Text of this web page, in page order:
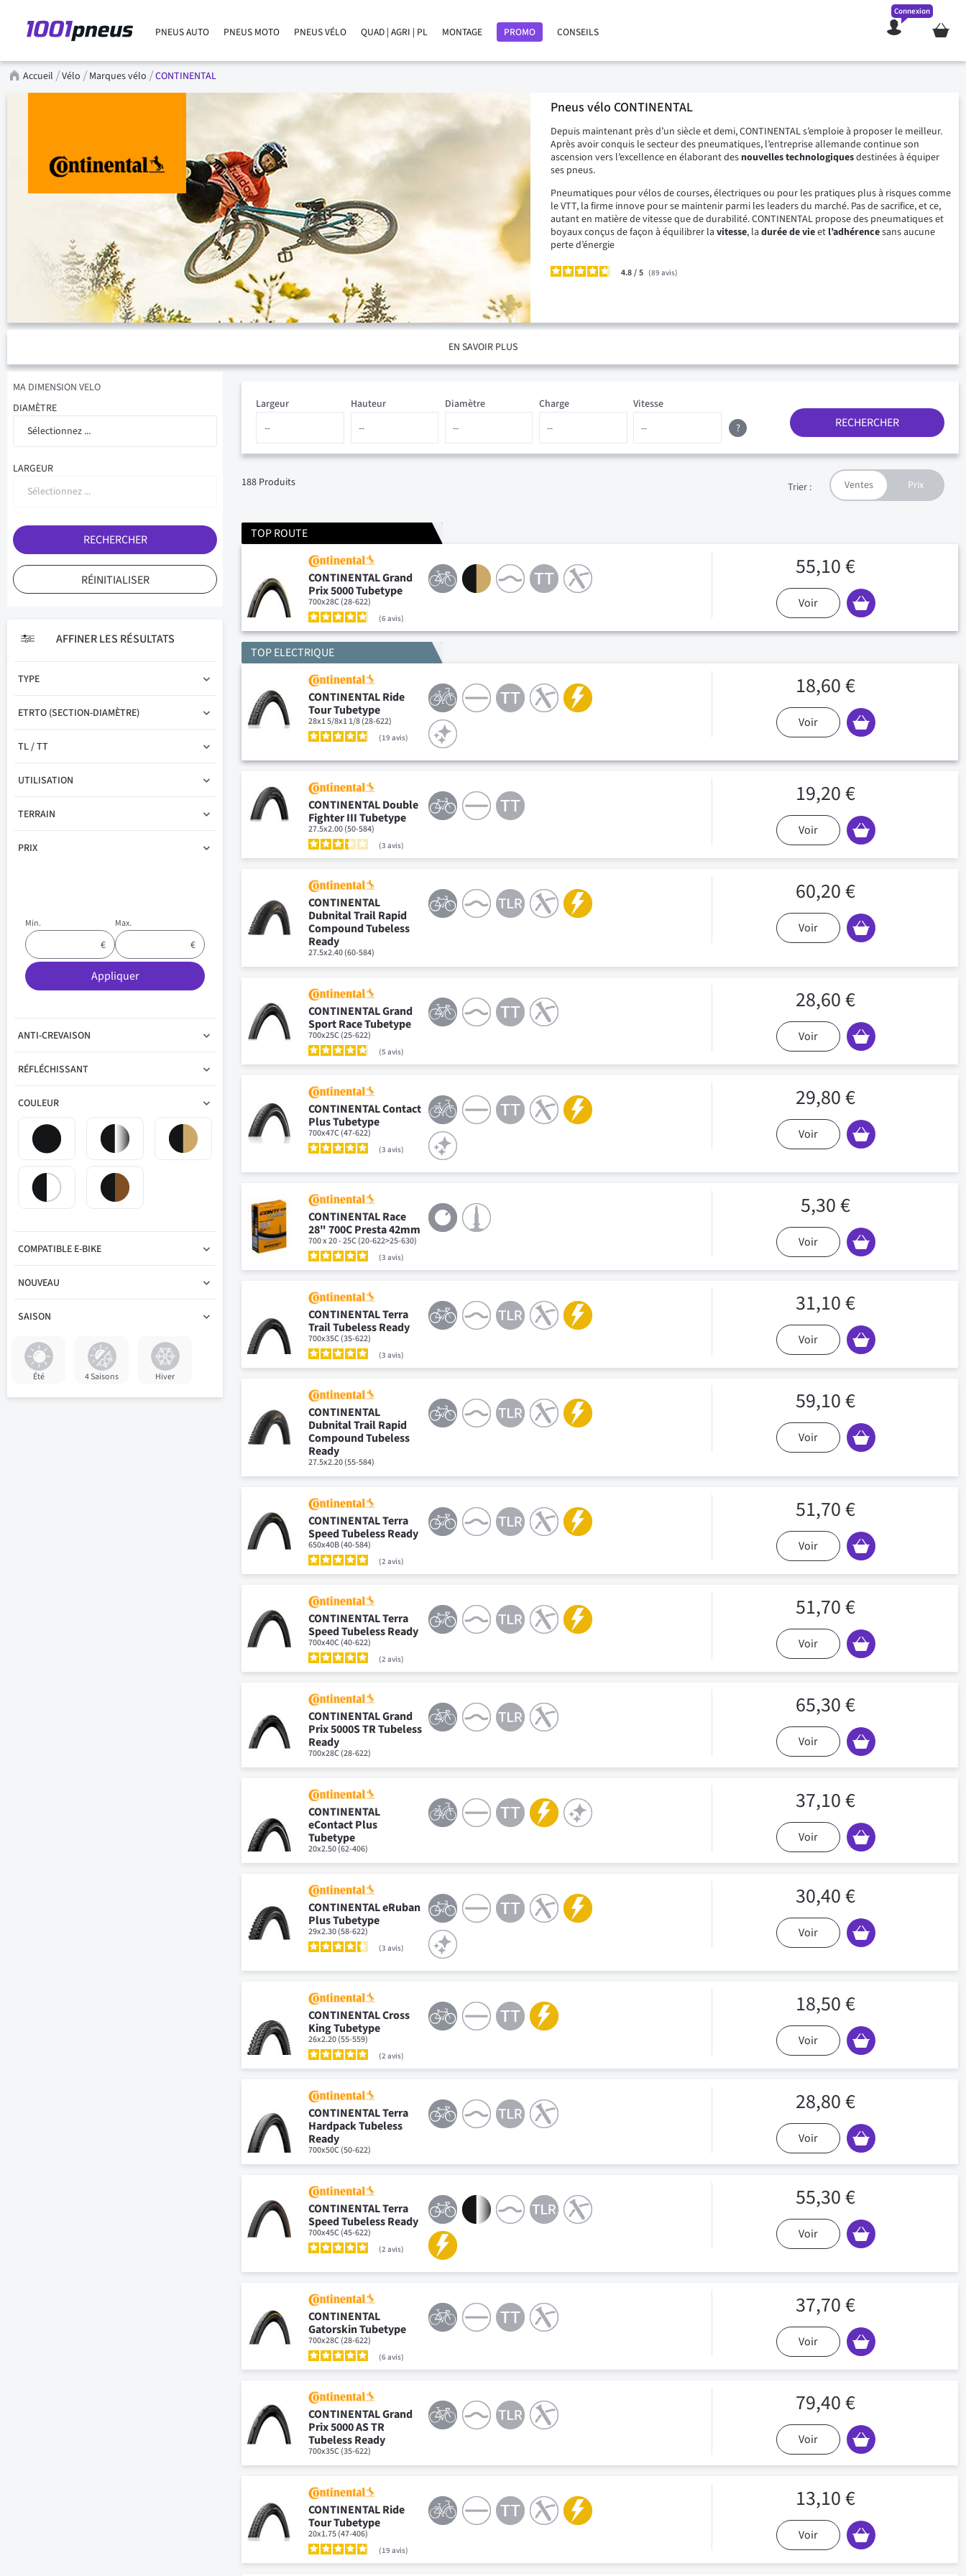
PNEUS AUTO PNEUS MOTO PNEUS VÉLO QUAD | AGRI | PL MONTAGE PROMO CONSEILS Mon
Connexion
Accueil Vélo Marques vélo CONTINENTAL
Pneus vélo CONTINENTAL
Depuis maintenant près d’un siècle et demi, CONTINENTAL s’emploie à proposer le meilleur.
Après avoir conquis le secteur des pneumatiques, l’entreprise allemande continue son
ascension vers l’excellence en élaborant des nouvelles technologiquesdestinées à équiper
ses pneus.
Pneumatiques pour vélos de courses, électriques ou pour les pratiques plus à risques comme
le VTT, la firme innove pour se maintenir parmi les leaders du marché. Pas de sacrifice, et ce,
autant en matière de vitesse que de durabilité. CONTINENTAL propose des pneumatiques et
boyaux conçus de façon à équilibrer lavitesse, laduréede vieet l’adhérencesans aucune
perte d’énergie
4.8/ 89avis
EN SAVOIR PLUS
Diamètre
Hauteur Charge Vitesse
Largeur
?
RECHERCHER
188 Produits Trier :
TOP ROUTE
CONTINENTAL Grand
Prix 5000 Tubetype
700x28C (28-622)
6avis
55,10 €
Voir
TOP ELECTRIQUE
CONTINENTAL Ride
Tour Tubetype
28x1 5/8x1 1/8 (28-622)
19avis
18,60 €
Voir
CONTINENTAL Double
Fighter III Tubetype
27.5x2.00 (50-584)
3avis
19,20 €
Voir
CONTINENTAL
Dubnital Trail Rapid
Compound Tubeless
Ready
27.5x2.40 (60-584)
60,20 €
Voir
CONTINENTAL Grand
Sport Race Tubetype
700x25C (25-622)
5avis
28,60 €
Voir
CONTINENTAL Contact
Plus Tubetype
700x47C (47-622)
3avis
29,80 €
Voir
CONTINENTAL Race
28" 700C Presta 42mm
700 x 20 - 25C (20-622>25-630)
3avis
5,30 €
Voir
CONTINENTAL Terra
Trail Tubeless Ready
700x35C (35-622)
3avis
31,10 €
Voir
CONTINENTAL
Dubnital Trail Rapid
Compound Tubeless
Ready
27.5x2.20 (55-584)
59,10 €
Voir
CONTINENTAL Terra
Speed Tubeless Ready
650x40B (40-584)
2avis
51,70 €
Voir
CONTINENTAL Terra
Speed Tubeless Ready
700x40C (40-622)
2avis
51,70 €
Voir
CONTINENTAL Grand
Prix 5000S TR Tubeless
Ready
700x28C (28-622)
65,30 €
Voir
CONTINENTAL
eContact Plus
Tubetype
20x2.50 (62-406)
37,10 €
Voir
CONTINENTAL eRuban
Plus Tubetype
29x2.30 (58-622)
3avis
30,40 €
Voir
CONTINENTAL Cross
King Tubetype
26x2.20 (55-559)
2avis
18,50 €
Voir
CONTINENTAL Terra
Hardpack Tubeless
Ready
700x50C (50-622)
28,80 €
Voir
CONTINENTAL Terra
Speed Tubeless Ready
700x45C (45-622)
2avis
55,30 €
Voir
CONTINENTAL
Gatorskin Tubetype
700x28C (28-622)
6avis
37,70 €
Voir
CONTINENTAL Grand
Prix 5000 AS TR
Tubeless Ready
700x35C (35-622)
79,40 €
Voir
CONTINENTAL Ride
Tour Tubetype
20x1.75 (47-406)
19avis
13,10 €
Voir
MA DIMENSION VELO
DIAMÈTRE
Sélectionnez ...
LARGEUR
Sélectionnez ...
RÉINITIALISER
RECHERCHER
AFFINER LES RÉSULTATS
TYPE
ETRTO (SECTION-DIAMÈTRE)
TL / TT
UTILISATION
TERRAIN
PRIX
Min. Max.
Appliquer
ANTI-CREVAISON
RÉFLÉCHISSANT
COULEUR
COMPATIBLE E-BIKE
NOUVEAU
SAISON
Été 4 Saisons Hiver